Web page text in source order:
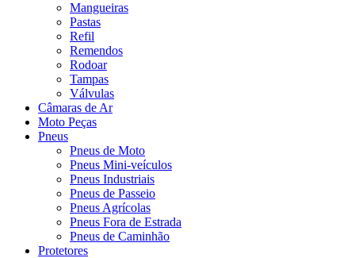
Mangueiras
Pastas
Refil
Remendos
Rodoar
Tampas
Válvulas
Câmaras de Ar
Moto Peças
Pneus
Pneus de Moto
Pneus Mini-veículos
Pneus Industriais
Pneus de Passeio
Pneus Agrícolas
Pneus Fora de Estrada
Pneus de Caminhão
Protetores